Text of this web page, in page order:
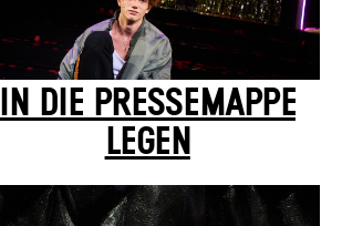
IN DIE PRESSEMAPPE
LEGEN